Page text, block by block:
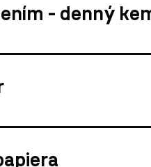
- denný